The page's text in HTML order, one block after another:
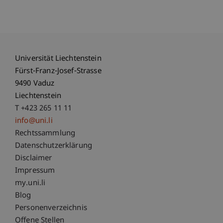
Universität Liechtenstein
Fürst-Franz-Josef-Strasse
9490 Vaduz
Liechtenstein
T +423 265 11 11
info@uni.li
Fußzeile Rechtliche Hinweise
Rechtssammlung
Datenschutzerklärung
Disclaimer
Impressum
Fußzeile Subdomain-Verzeichnis
my.uni.li
Blog
Personenverzeichnis
Offene Stellen